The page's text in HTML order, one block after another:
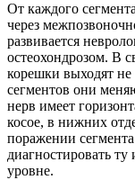
От каждого
через
развивается
остеохондрозом. В
корешки выходят не
сегментов они
нерв имеет
косое, в нижних
поражении сегмента
диагностировать
уровне.